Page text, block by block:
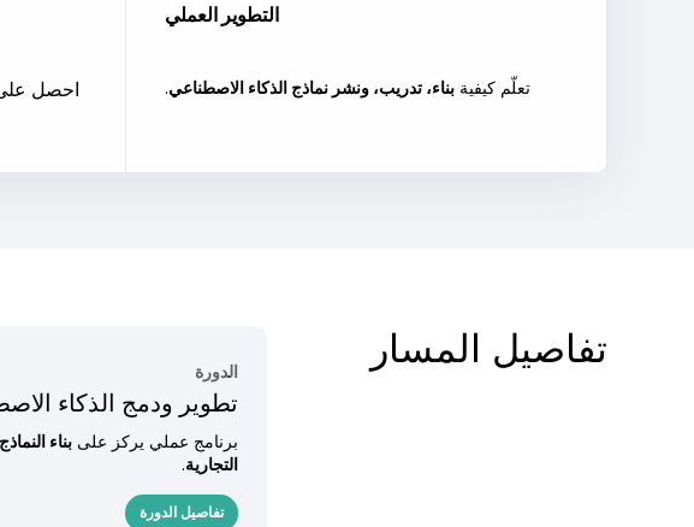
التطوير العملي
تعلّم كيفية بناء، تدريب، ونشر نماذج الذكاء الاصطناعي. احصل
تفاصيل المسار الدورة
تطوير ودمج الذكاء
برنامج عملي يركز على بناء
التجارية.
تفاصيل الدورة